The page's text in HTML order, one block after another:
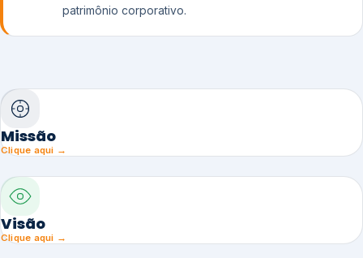
patrimônio corporativo.
Missão
Clique aqui →
Visão
Clique aqui →